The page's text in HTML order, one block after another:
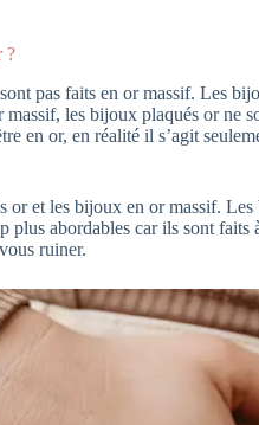
?
pas faits en or massif. Les
les bijoux plaqués or ne
en or, en réalité il s’agit
et les bijoux en or massif.
abordables car ils sont
ruiner.